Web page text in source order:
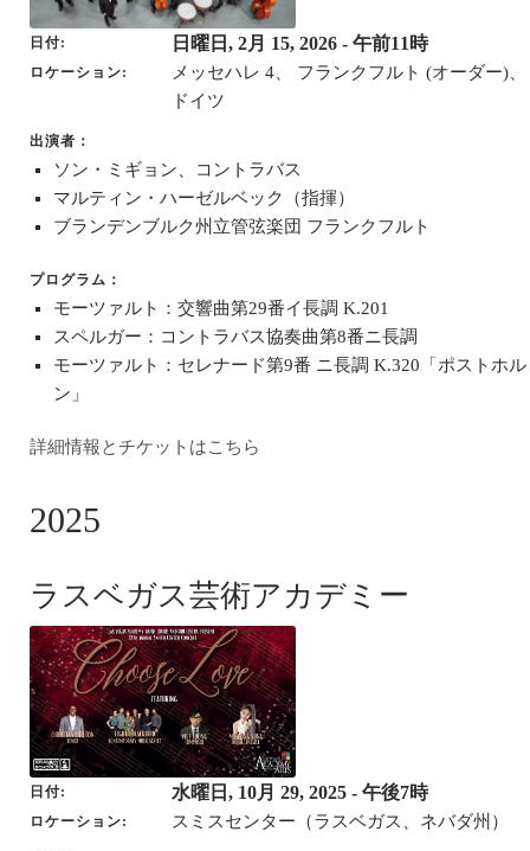
日付 日曜日, 2月 15, 2026 - 午前11時
ロケーション
メッセハレ 4、 フランクフルト (オーダー)、
ドイツ
出演者：
ソン・ミギョン、コントラバス
マルティン・ハーゼルベック（指揮）
ブランデンブルク州立管弦楽団 フランクフルト
プログラム：
モーツァルト：交響曲第29番イ長調 K.201
スペルガー：コントラバス協奏曲第8番ニ長調
モーツァルト：セレナード第9番 ニ長調 K.320「ポストホル
ン」
詳細情報とチケットはこちら
2025
ラスベガス芸術アカデミー
日付 水曜日, 10月 29, 2025 - 午後7時
ロケーション スミスセンター（ラスベガス、ネバダ州）